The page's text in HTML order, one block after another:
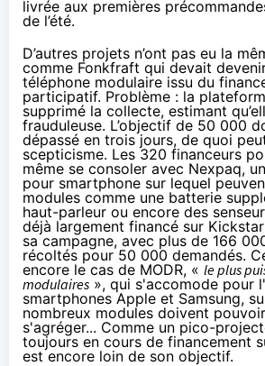
livrée aux premières
de l’été.
D’autres projets n’ont pas eu la
comme Fonkfraft qui devait
téléphone modulaire issu du
participatif. Problème : la
supprimé la collecte, estimant
frauduleuse. L’objectif de 50 000
dépassé en trois jours, de quoi
scepticisme. Les 320 financeurs
même se consoler avec Nexpaq,
pour smartphone sur lequel
modules comme une batterie
haut-parleur ou encore des
déjà largement financé sur
sa campagne, avec plus de 166
récoltés pour 50 000 demandés.
encore le cas de MODR, « le plus
modulaires », qui s'accomode pour
smartphones Apple et Samsung,
nombreux modules doivent pouvoir
s'agréger... Comme un pico-
toujours en cours de financement
est encore loin de son objectif.